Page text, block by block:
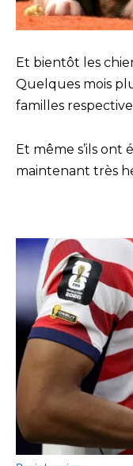
Et bientôt les
Quelques mois
familles
Et même s’ils ont
maintenant très